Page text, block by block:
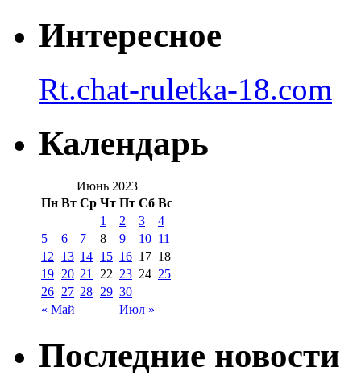
Интересное
Rt.chat-ruletka-18.com
Календарь
Июнь 2023
Пн Вт Ср Чт Пт Сб Вс
« Май Июл »
1 2 3
4
5
6 7 8 9 10 11
12
13 14 15 16 17 18
19 20 21 22 23 24 25
26 27 28 29 30
Последние новости